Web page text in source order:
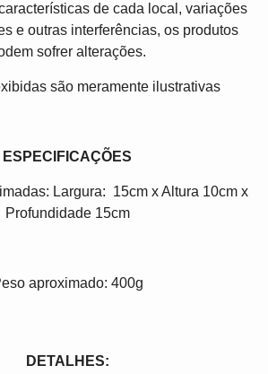
de cada local, variações
e outras interferências, os produtos
sofrer alterações.
são meramente ilustrativas
ESPECIFICAÇÕES
Largura: 15cm x Altura 10cm x
Profundidade 15cm
aproximado: 400g
DETALHES: